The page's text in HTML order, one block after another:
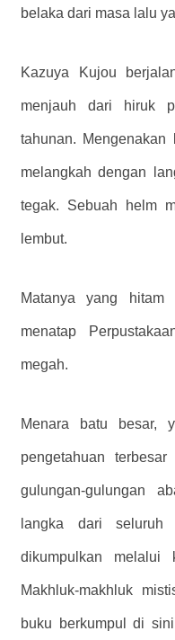
belaka dari masa lalu
Kazuya Kujou
menjauh dari hiruk
tahunan.
melangkah dengan
tegak. Sebuah helm
lembut.
Matanya yang hitam
menatap
megah.
Menara batu besar,
pengetahuan
gulungan-gulungan
langka dari seluruh
dikumpulkan melalui
Makhluk-makhluk
buku berkumpul di